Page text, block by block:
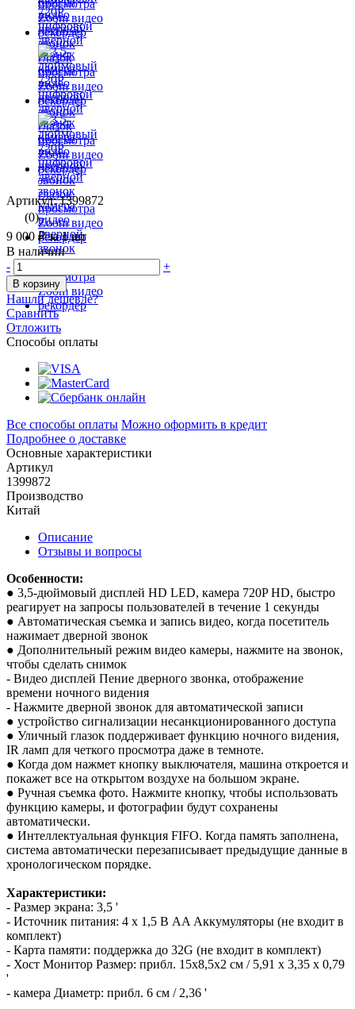
Артикул: 1399872
(0)
9 000 ₽за 1 шт
В наличии
-
+
В корзину
Нашли дешевле?
Сравнить
Отложить
Способы оплаты
Все способы оплаты Можно оформить в кредит
Подробнее о доставке
Основные характеристики
Артикул
1399872
Производство
Китай
Описание
Отзывы и вопросы
Особенности:
● 3,5-дюймовый дисплей HD LED, камера 720P HD, быстро
реагирует на запросы пользователей в течение 1 секунды
● Автоматическая съемка и запись видео, когда посетитель
нажимает дверной звонок
● Дополнительный режим видео камеры, нажмите на звонок,
чтобы сделать снимок
- Видео дисплей Пение дверного звонка, отображение
времени ночного видения
- Нажмите дверной звонок для автоматической записи
● устройство сигнализации несанкционированного доступа
● Уличный глазок поддерживает функцию ночного видения,
IR ламп для четкого просмотра даже в темноте.
● Когда дом нажмет кнопку выключателя, машина откроется и
покажет все на открытом воздухе на большом экране.
● Ручная съемка фото. Нажмите кнопку, чтобы использовать
функцию камеры, и фотографии будут сохранены
автоматически.
● Интеллектуальная функция FIFO. Когда память заполнена,
система автоматически перезаписывает предыдущие данные в
хронологическом порядке.
Характеристики:
- Размер экрана: 3,5 '
- Источник питания: 4 х 1,5 В AA Аккумуляторы (не входит в
комплект)
- Карта памяти: поддержка до 32G (не входит в комплект)
- Хост Монитор Размер: прибл. 15x8,5x2 см / 5,91 x 3,35 x 0,79
'
- камера Диаметр: прибл. 6 см / 2,36 '